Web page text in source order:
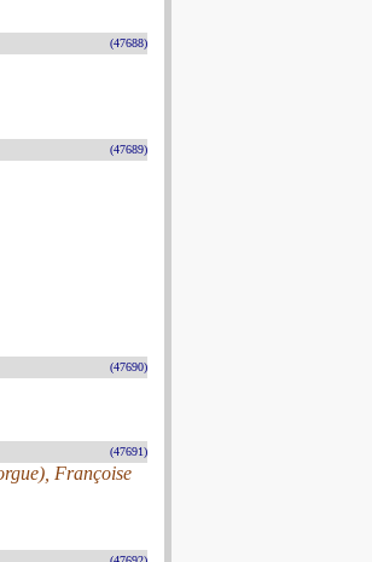
(47688)
(47689)
(47690)
(47691)
Françoise